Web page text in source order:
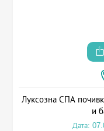
Луксозна СПА
и
Дата: